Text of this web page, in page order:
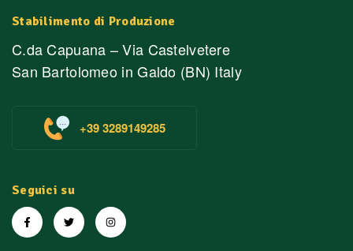
Stabilimento di Produzione
C.da Capuana – Via Castelvetere
San Bartolomeo in Galdo (BN) Italy
+39 3289149285
Seguici su